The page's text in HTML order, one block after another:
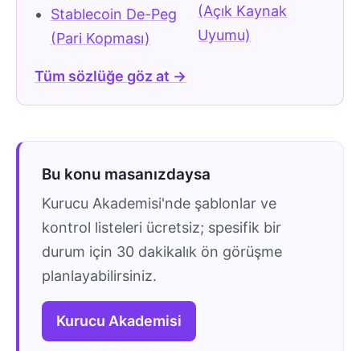
Stablecoin De-Peg
(Pari Kopması)
(Açık Kaynak
Uyumu)
Tüm sözlüğe göz at →
Bu konu masanızdaysa
Kurucu Akademisi'nde şablonlar ve
kontrol listeleri ücretsiz; spesifik bir
durum için 30 dakikalık ön görüşme
planlayabilirsiniz.
Kurucu Akademisi